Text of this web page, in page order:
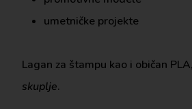
umetničke projekte
Lagan za štampu kao i običan
skuplje.